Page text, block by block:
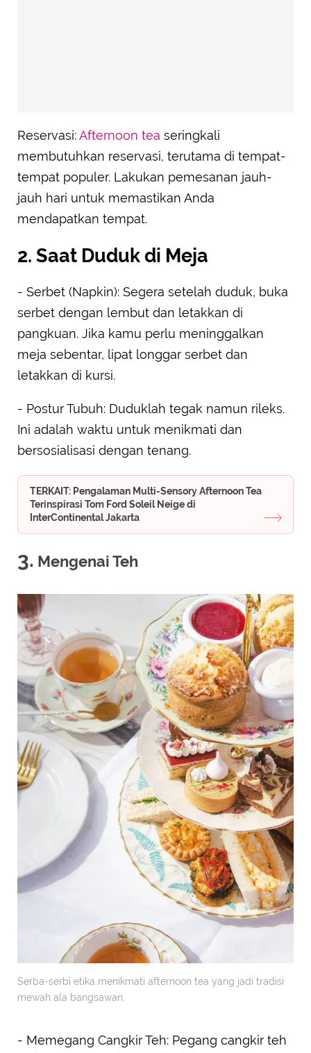
Reservasi:Afternoon tea seringkali
membutuhkan reservasi, terutama di tempat-
tempat populer. Lakukan pemesanan jauh-
jauh hari untuk memastikan Anda
mendapatkan tempat.
2. Saat Duduk di Meja
- Serbet (Napkin): Segera setelah duduk, buka
serbet dengan lembut dan letakkan di
pangkuan. Jika kamu perlu meninggalkan
meja sebentar, lipat longgar serbet dan
letakkan di kursi.
- Postur Tubuh: Duduklah tegak namun rileks.
Ini adalah waktu untuk menikmati dan
bersosialisasi dengan tenang.
TERKAIT: Pengalaman Multi-Sensory Afternoon Tea
Terinspirasi Tom Ford Soleil Neige di
InterContinental Jakarta
3. Mengenai Teh
Serba-serbi etika menikmati afternoon tea yang jadi tradisi
mewah ala bangsawan.
- Memegang Cangkir Teh: Pegang cangkir teh